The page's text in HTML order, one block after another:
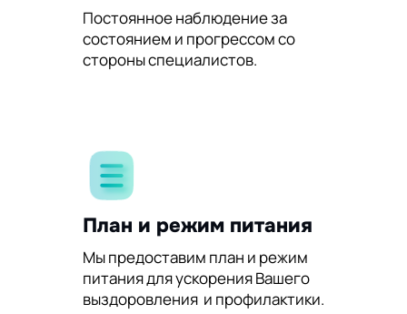
Постоянное наблюдение за
состоянием и прогрессом со
стороны специалистов.
План и режим питания
Мы предоставим план и режим
питания для ускорения Вашего
выздоровления и профилактики.